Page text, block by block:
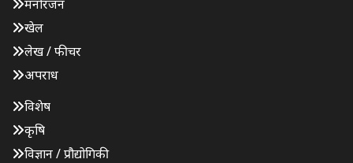
मनोरंजन
खेल
लेख / फीचर
अपराध
विशेष
कृषि
विज्ञान / प्रौद्योगिकी